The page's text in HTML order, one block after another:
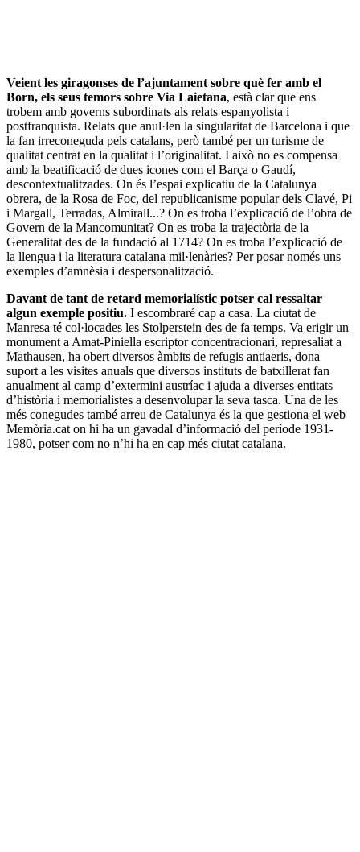
Veient les giragonses de l’ajuntament sobre què fer amb el
Born, els seus temors sobre Via Laietana, està clar que ens
trobem amb governs subordinats als relats espanyolista i
postfranquista. Relats que anul·len la singularitat de Barcelona i que
la fan irreconeguda pels catalans, però també per un turisme de
qualitat centrat en la qualitat i l’originalitat. I això no es compensa
amb la beatificació de dues icones com el Barça o Gaudí,
descontextualitzades. On és l’espai explicatiu de la Catalunya
obrera, de la Rosa de Foc, del republicanisme popular dels Clavé, Pi
i Margall, Terradas, Almirall...? On es troba l’explicació de l’obra de
Govern de la Mancomunitat? On es troba la trajectòria de la
Generalitat des de la fundació al 1714? On es troba l’explicació de
la llengua i la literatura catalana mil·lenàries? Per posar només uns
exemples d’amnèsia i despersonalització.
Davant de tant de retard memorialístic potser cal ressaltar
algun exemple positiu. I escombraré cap a casa. La ciutat de
Manresa té col·locades les Stolperstein des de fa temps. Va erigir un
monument a Amat-Piniella escriptor concentracionari, represaliat a
Mathausen, ha obert diversos àmbits de refugis antiaeris, dona
suport a les visites anuals que diversos instituts de batxillerat fan
anualment al camp d’extermini austríac i ajuda a diverses entitats
d’història i memorialistes a desenvolupar la seva tasca. Una de les
més conegudes també arreu de Catalunya és la que gestiona el web
Memòria.cat on hi ha un gavadal d’informació del període 1931-
1980, potser com no n’hi ha en cap més ciutat catalana.